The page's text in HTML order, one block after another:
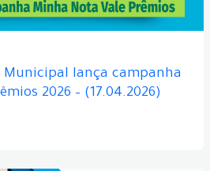
Municipal lança campanha
2026 – (17.04.2026)